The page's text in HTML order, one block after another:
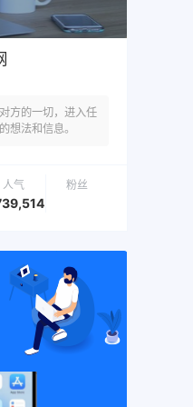
方的一切，进入任
想法和信息。
人气 粉丝